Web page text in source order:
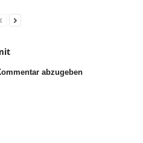
abzugeben